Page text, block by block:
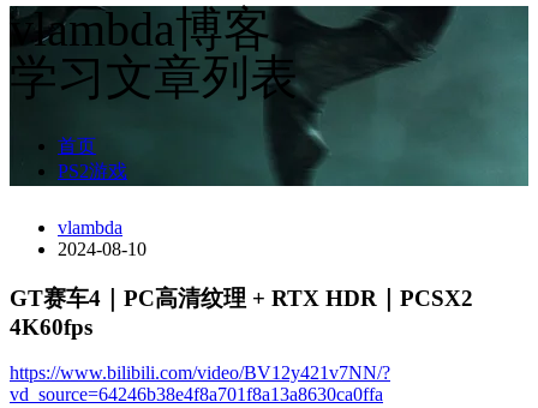
vlambda博客
学习文章列表
首页
PS2游戏
vlambda
2024-08-10
GT赛车4｜PC高清纹理 + RTX HDR｜PCSX2
4K60fps
https://www.bilibili.com/video/BV12y421v7NN/?
vd_source=64246b38e4f8a701f8a13a8630ca0ffa